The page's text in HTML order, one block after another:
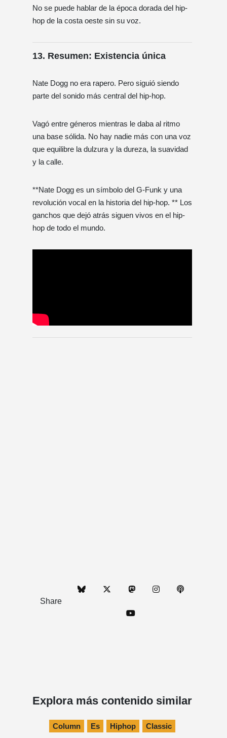
No se puede hablar de la época dorada del hip-
hop de la costa oeste sin su voz.
13. Resumen: Existencia única
Nate Dogg no era rapero. Pero siguió siendo
parte del sonido más central del hip-hop.
Vagó entre géneros mientras le daba al ritmo
una base sólida. No hay nadie más con una voz
que equilibre la dulzura y la dureza, la suavidad
y la calle.
**Nate Dogg es un símbolo del G-Funk y una
revolución vocal en la historia del hip-hop. ** Los
ganchos que dejó atrás siguen vivos en el hip-
hop de todo el mundo.
Share
Explora más contenido similar
Column Es Hiphop Classic